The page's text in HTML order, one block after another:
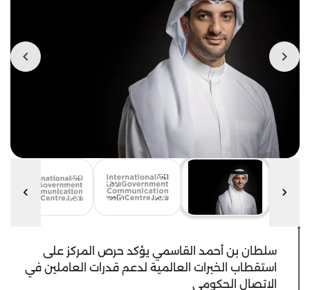
سلطان بن أحمد القاسمي يؤكد حرص المركز على
استقطاب الخبرات العالمية لدعم قدرات العاملين في
الاتصال الحكومي